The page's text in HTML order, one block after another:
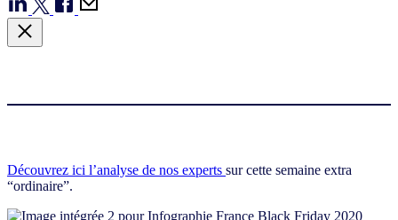
Découvrez ici l’analyse de nos experts sur cette semaine extra
“ordinaire”.